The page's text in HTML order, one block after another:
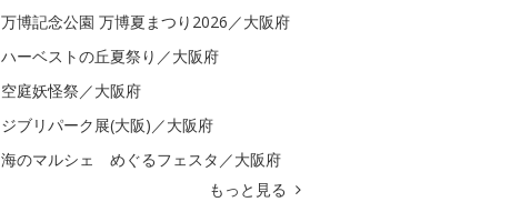
万博記念公園 万博夏まつり2026／大阪府
ハーベストの丘夏祭り／大阪府
空庭妖怪祭／大阪府
ジブリパーク展(大阪)／大阪府
海のマルシェ めぐるフェスタ／大阪府
もっと見る